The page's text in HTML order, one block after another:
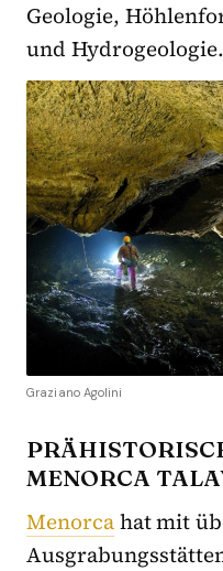
Geologie,
und Hydrogeologie.
Graziano Agolini
MENORCA
Menorcahat mit